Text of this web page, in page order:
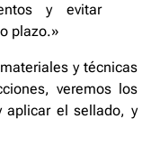
y evitar
plazo.»
y técnicas
veremos los
aplicar el sellado, y